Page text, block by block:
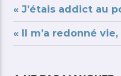
« J’étais addict au
« Il m’a redonné